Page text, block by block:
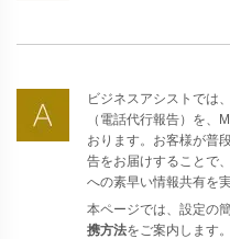
ビジネスアシストでは
（電話代行報告）を、
おります。お客様が普
告をお届けすることで
への素早い情報共有を
本ページでは、設定の
携方法をご案内します。